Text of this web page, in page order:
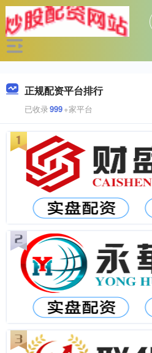
正规配资平台排行
已收录999+家平台